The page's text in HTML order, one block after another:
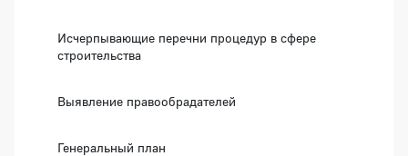
Исчерпывающие перечни процедур в сфере
строительства
Выявление правообрадателей
Генеральный план